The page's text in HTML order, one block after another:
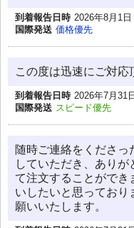
到着報告日時 2026年8月1
国際発送 価格優先
この度は迅速にご対応
到着報告日時 2026年7月31
国際発送 スピード優先
随時ご連絡をくださ
していただき、あり
て注文することがで
いしたいと思っており
願いいたします。